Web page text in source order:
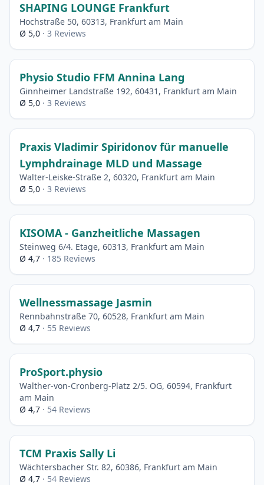
SHAPING LOUNGE Frankfurt
Hochstraße 50, 60313, Frankfurt am Main
Ø 5,0 · 3 Reviews
Physio Studio FFM Annina Lang
Ginnheimer Landstraße 192, 60431, Frankfurt am Main
Ø 5,0 · 3 Reviews
Praxis Vladimir Spiridonov für manuelle
Lymphdrainage MLD und Massage
Walter-Leiske-Straße 2, 60320, Frankfurt am Main
Ø 5,0 · 3 Reviews
KISOMA - Ganzheitliche Massagen
Steinweg 6/4. Etage, 60313, Frankfurt am Main
Ø 4,7 · 185 Reviews
Wellnessmassage Jasmin
Rennbahnstraße 70, 60528, Frankfurt am Main
Ø 4,7 · 55 Reviews
ProSport.physio
Walther-von-Cronberg-Platz 2/5. OG, 60594, Frankfurt
am Main
Ø 4,7 · 54 Reviews
TCM Praxis Sally Li
Wächtersbacher Str. 82, 60386, Frankfurt am Main
Ø 4,7 · 54 Reviews